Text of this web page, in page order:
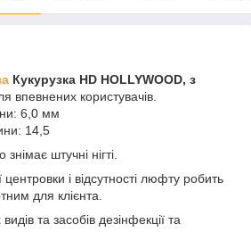
Кукурузка HD HOLLYWOOD, з
впевнених користувачів.
6,0 мм
14,5
штучні нігті.
і відсутності люфту робить
для клієнта.
та засобів дезінфекції та